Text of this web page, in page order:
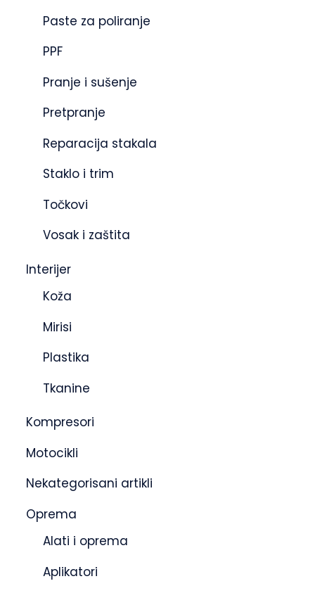
Paste za poliranje
PPF
Pranje i sušenje
Pretpranje
Reparacija stakala
Staklo i trim
Točkovi
Vosak i zaštita
Interijer
Koža
Mirisi
Plastika
Tkanine
Kompresori
Motocikli
Nekategorisani artikli
Oprema
Alati i oprema
Aplikatori